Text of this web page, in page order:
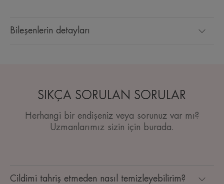
Bileşenlerin detayları
SIKÇA SORULAN SORULAR
Herhangi bir endişeniz veya sorunuz var mı?
Uzmanlarımız sizin için burada.
Cildimi tahriş etmeden nasıl temizleyebilirim?